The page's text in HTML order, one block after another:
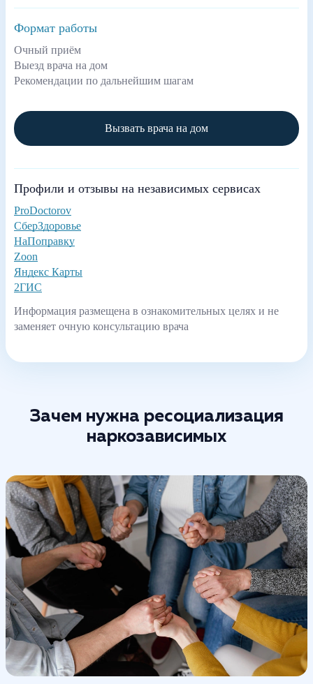
Формат работы
Очный приём
Выезд врача на дом
Рекомендации по дальнейшим шагам
Вызвать врача на дом
Профили и отзывы на независимых сервисах
ProDoctorov
СберЗдоровье
НаПоправку
Zoon
Яндекс Карты
2ГИС
Информация размещена в ознакомительных целях и не
заменяет очную консультацию врача
Зачем нужна ресоциализация
наркозависимых